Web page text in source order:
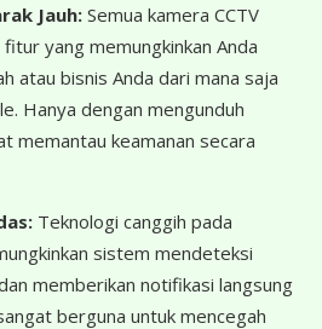
Jauh:Semua kamera CCTV
yang memungkinkan Anda
atau bisnis Anda dari mana saja
Hanya dengan mengunduh
memantau keamanan secara
Teknologi canggih pada
sistem mendeteksi
memberikan notifikasi langsung
berguna untuk mencegah